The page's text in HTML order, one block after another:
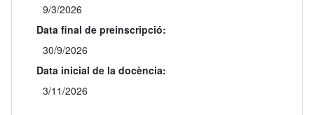
9/3/2026
Data final de preinscripció:
30/9/2026
Data inicial de la docència:
3/11/2026